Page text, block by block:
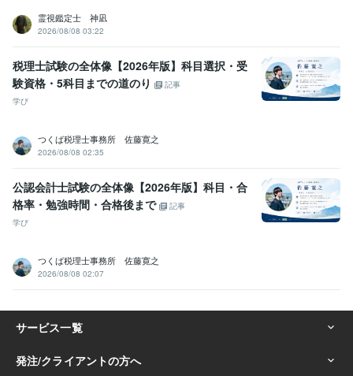
霊視鑑定士 神凪
2026/08/08 03:22
税理士試験の全体像【2026年版】科目選択・受
験資格・5科目までの道のり
記事
学び
つくば税理士事務所 佐藤寛之
2026/08/08 02:35
公認会計士試験の全体像【2026年版】科目・合
格率・勉強時間・合格後まで
記事
学び
つくば税理士事務所 佐藤寛之
2026/08/08 02:07